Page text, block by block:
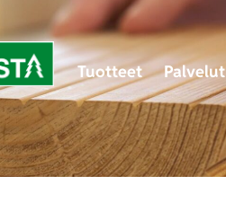
Tuotteet Palvelut